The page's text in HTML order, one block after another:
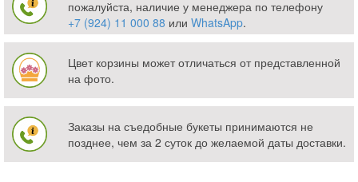
пожалуйста, наличие у менеджера по телефону
+7 (924) 11 000 88 или WhatsApp.
Цвет корзины может отличаться от представленной
на фото.
Заказы на съедобные букеты принимаются не
позднее, чем за 2 суток до желаемой даты доставки.